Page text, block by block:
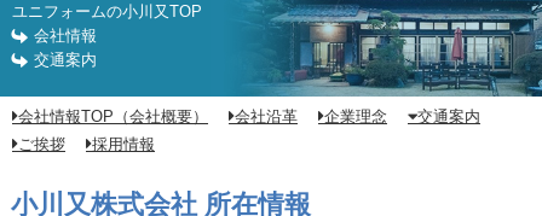
ユニフォームの小川又TOP
会社情報
交通案内
会社情報TOP（会社概要） 会社沿革 企業理念
交通案内
ご挨拶
採用情報
小川又株式会社 所在情報